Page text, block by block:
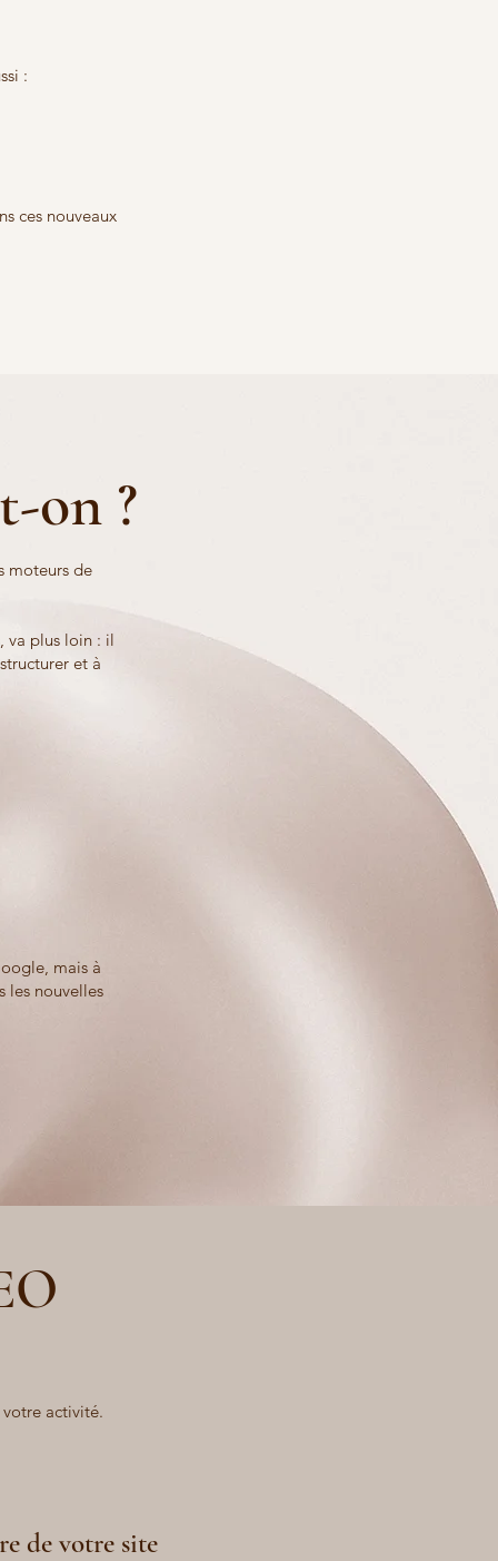
:
ces nouveaux
on ?
moteurs de
va plus loin : il
et à
mais à
les nouvelles
activité.
de votre site